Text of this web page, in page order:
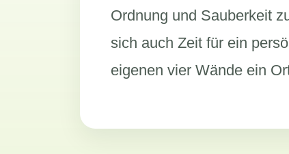
Ordnung und Sauberkeit
sich auch Zeit für ein
eigenen vier Wände ein